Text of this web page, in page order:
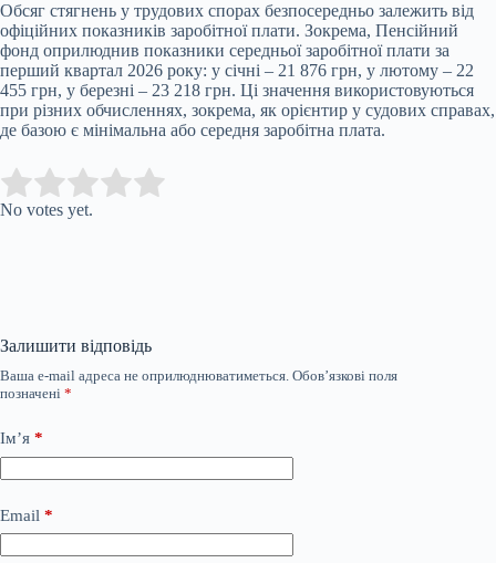
Обсяг стягнень у трудових спорах безпосередньо залежить від
офіційних показників заробітної плати. Зокрема, Пенсійний
фонд оприлюднив показники середньої заробітної плати за
перший квартал 2026 року: у січні – 21 876 грн, у лютому – 22
455 грн, у березні – 23 218 грн. Ці значення використовуються
при різних обчисленнях, зокрема, як орієнтир у судових справах,
де базою є мінімальна або середня заробітна плата.
Rate this item:
No votes yet.
Залишити відповідь
Ваша e-mail адреса не оприлюднюватиметься. Обов’язкові поля
позначені *
Ім’я *
Email *